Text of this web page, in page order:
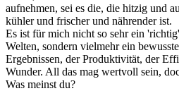
aufnehmen, sei es die, die hitzig und
kühler und frischer und nährender ist.
Es ist für mich nicht so sehr ein
Welten, sondern vielmehr ein
Ergebnissen, der Produktivität, der
Wunder. All das mag wertvoll sein,
Was meinst du?